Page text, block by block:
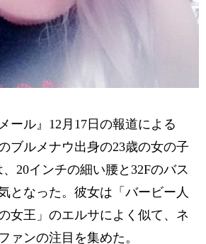
ール』12月17日の報道による
ブルメナウ出身の23歳の女の子
、20インチの細い腰と32Fのバス
となった。彼女は「バービー人
女王」のエルサによく似て、ネ
ァンの注目を集めた。